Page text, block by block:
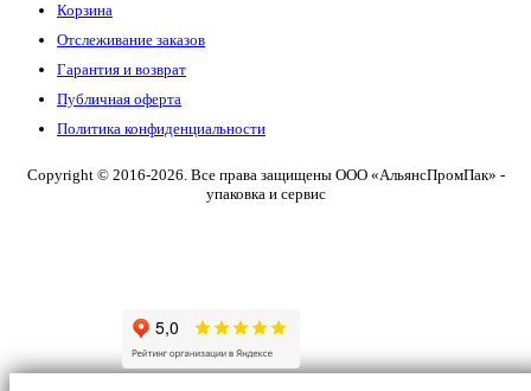
Корзина
Отслеживание заказов
Гарантия и возврат
Публичная оферта
Политика конфиденциальности
Copyright © 2016-2026. Все права защищены ООО «АльянсПромПак» -
упаковка и сервис